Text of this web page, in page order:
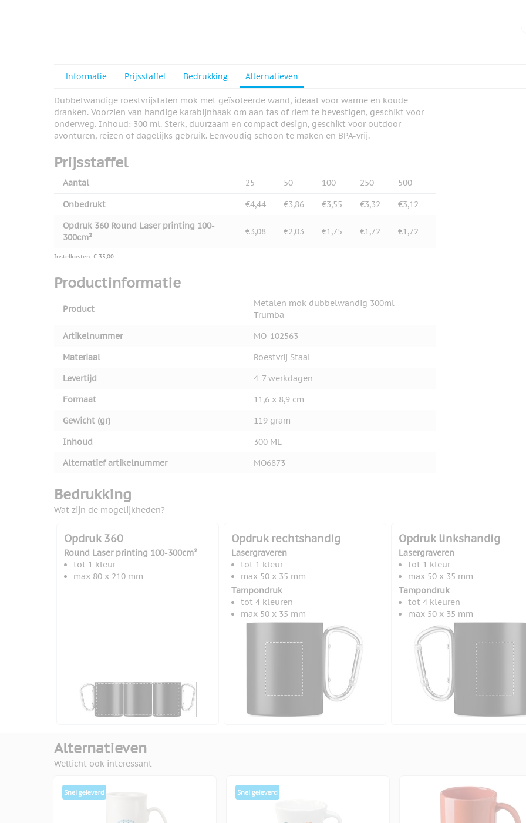
Informatie Prijsstaffel Bedrukking Alternatieven
Dubbelwandige roestvrijstalen mok met geïsoleerde wand, ideaal voor warme en koude
dranken. Voorzien van handige karabijnhaak om aan tas of riem te bevestigen, geschikt voor
onderweg. Inhoud: 300 ml. Sterk, duurzaam en compact design, geschikt voor outdoor
avonturen, reizen of dagelijks gebruik. Eenvoudig schoon te maken en BPA-vrij.
Prijsstaffel
Aantal 25 50 100 250 500
Onbedrukt €4,44 €3,86 €3,55 €3,32
€3,12
Opdruk 360 Round Laser printing 100-
300cm²
€3,08 €2,03 €1,75 €1,72 €1,72
Instelkosten: € 35,00
Productinformatie
Product
Metalen mok dubbelwandig 300ml
Trumba
Artikelnummer
MO-102563
Materiaal
Roestvrij Staal
Levertijd
4-7 werkdagen
Formaat
11,6 x 8,9 cm
Gewicht (gr)
119 gram
Inhoud
300 ML
Alternatief artikelnummer
MO6873
Bedrukking
Wat zijn de mogelijkheden?
Opdruk 360
Round Laser printing 100-300cm²
tot 1 kleur
max 80 x 210 mm
Opdruk rechtshandig
Lasergraveren
tot 1 kleur
max 50 x 35 mm
Tampondruk
tot 4 kleuren
max 50 x 35 mm
Opdruk linkshandig
Lasergraveren
tot 1 kleur
max 50 x 35 mm
Tampondruk
tot 4 kleuren
max 50 x 35 mm
Alternatieven
Wellicht ook interessant